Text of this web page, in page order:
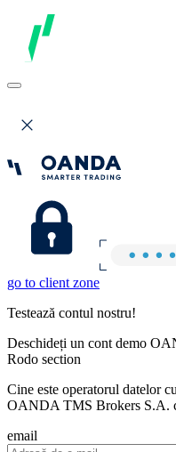
go to client zone
Testează contul nostru!
Deschideți un cont demo
Rodo section
Cine este operatorul datelor
OANDA TMS Brokers S.A.
email